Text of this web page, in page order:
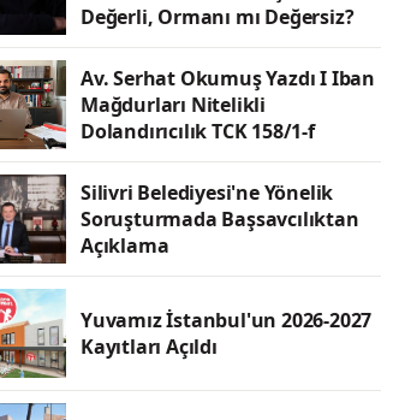
Değerli, Ormanı mı Değersiz?
Av. Serhat Okumuş Yazdı I Iban
Mağdurları Nitelikli
Dolandırıcılık TCK 158/1-f
Silivri Belediyesi'ne Yönelik
Soruşturmada Başsavcılıktan
Açıklama
Yuvamız İstanbul'un 2026-2027
Kayıtları Açıldı